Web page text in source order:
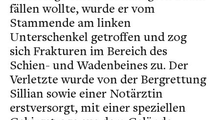
fällen wollte, wurde er vom
Stammende am linken
Unterschenkel getroffen und zog
sich Frakturen im Bereich des
Schien- und Wadenbeines zu. Der
Verletzte wurde von der Bergrettung
Sillian sowie einer Notärztin
erstversorgt, mit einer speziellen